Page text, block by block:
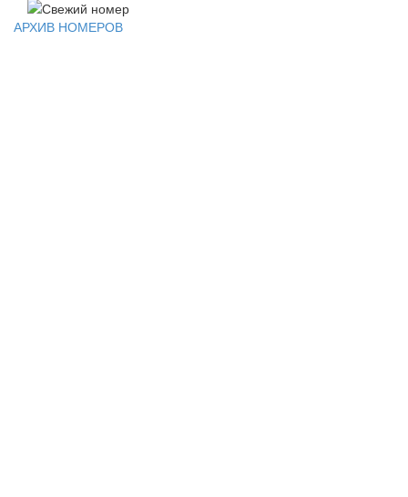
АРХИВ НОМЕРОВ